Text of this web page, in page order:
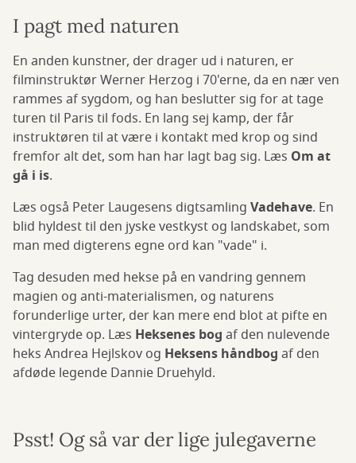
I pagt med naturen
En anden kunstner, der drager ud i naturen, er
filminstruktør Werner Herzog i 70'erne, da en nær ven
rammes af sygdom, og han beslutter sig for at tage
turen til Paris til fods. En lang sej kamp, der får
instruktøren til at være i kontakt med krop og sind
fremfor alt det, som han har lagt bag sig. Læs Om at
gå i is.
Læs også Peter Laugesens digtsamling Vadehave. En
blid hyldest til den jyske vestkyst og landskabet, som
man med digterens egne ord kan "vade" i.
Tag desuden med hekse på en vandring gennem
magien og anti-materialismen, og naturens
forunderlige urter, der kan mere end blot at pifte en
vintergryde op. Læs Heksenes bog af den nulevende
heks Andrea Hejlskov og Heksens håndbog af den
afdøde legende Dannie Druehyld.
Psst! Og så var der lige julegaverne